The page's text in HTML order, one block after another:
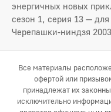
энергичных новых
сезон 1, серия 13 —
Черепашки-ниндзя
Все материалы
офертой или
принадлежат их
исключительно